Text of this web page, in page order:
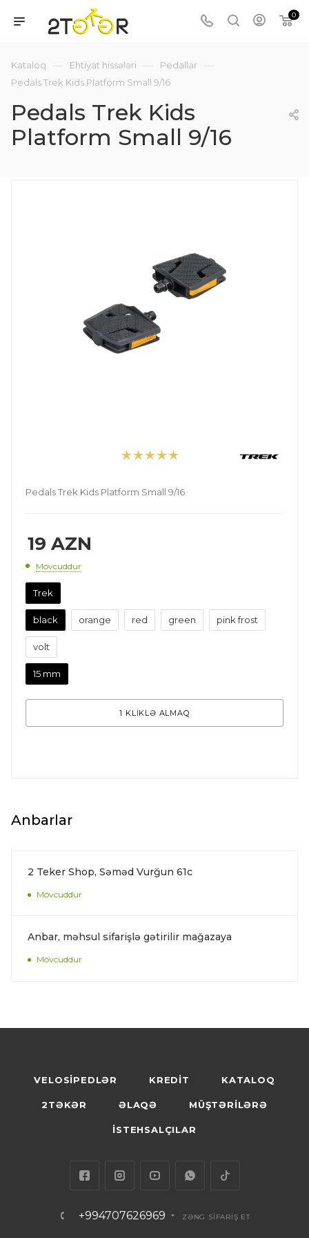
0
Kataloq — Ehtiyat hissələri — Pedallar —
Pedals Trek Kids Platform Small 9/16
Pedals Trek Kids
Platform Small 9/16
Pedals Trek Kids Platform Small 9/16
19 AZN
Mövcuddur
Trek
black orange red green pink frost
volt
15 mm
1 KLİKLƏ ALMAQ
Anbarlar
2 Teker Shop, Səməd Vurğun 61c
Mövcuddur
Anbar, məhsul sifarişlə gətirilir mağazaya
Mövcuddur
VELOSİPEDLƏR KREDİT KATALOQ
2TƏKƏR ƏLAQƏ MÜŞTƏRİLƏRƏ
İSTEHSALÇILAR
+994707626969 ZƏNG SİFARİŞ ET